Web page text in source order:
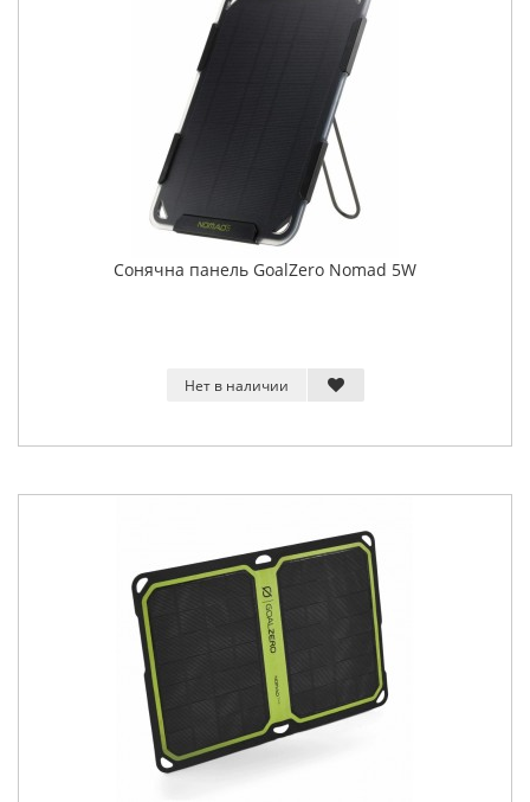
Сонячна панель GoalZero Nomad 5W
Нет в наличии